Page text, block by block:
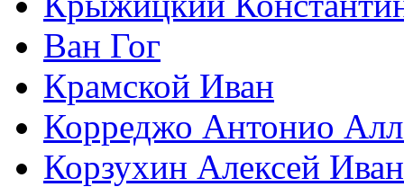
Ван Гог
Крамской Иван
Корреджо Антонио
Корзухин Алексей